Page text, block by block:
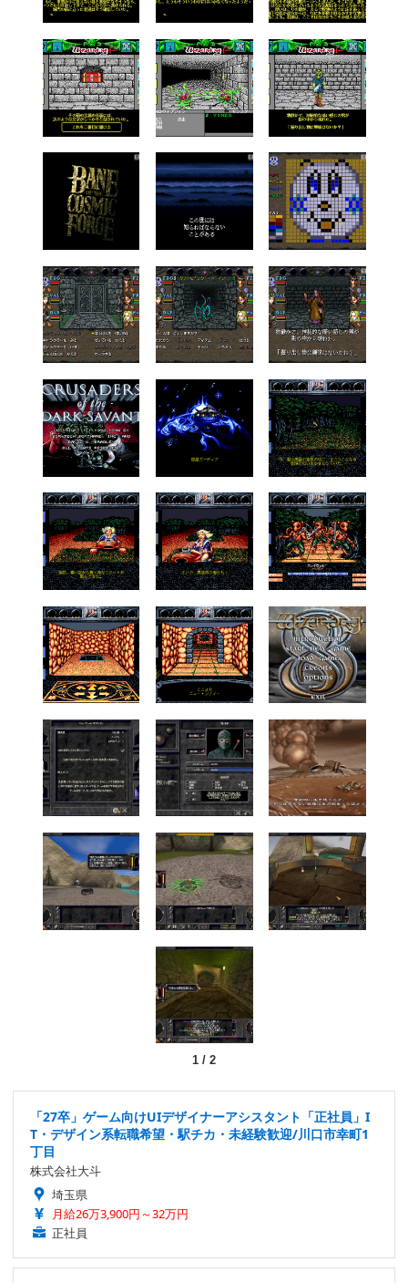
1/ 2
「27卒」ゲーム向けUIデザイナーアシスタント「正社員」I
T・デザイン系転職希望・駅チカ・未経験歓迎/川口市幸町1
丁目
株式会社大斗
埼玉県
月給26万3,900円～32万円
正社員